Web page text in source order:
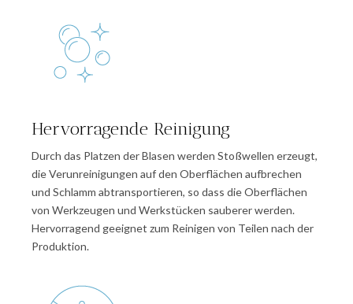
Hervorragende Reinigung
Durch das Platzen der Blasen werden Stoßwellen erzeugt,
die Verunreinigungen auf den Oberflächen aufbrechen
und Schlamm abtransportieren, so dass die Oberflächen
von Werkzeugen und Werkstücken sauberer werden.
Hervorragend geeignet zum Reinigen von Teilen nach der
Produktion.